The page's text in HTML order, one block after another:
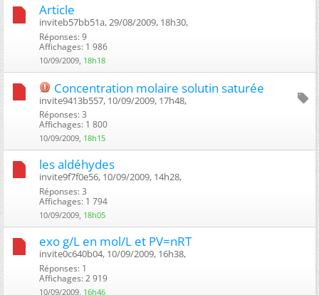
Article
inviteb57bb51a, 29/08/2009, 18h30, ‎
Réponses: 9
Affichages: 1 986
10/09/2009, 18h18
Concentration molaire solutin saturée
invite9413b557, 10/09/2009, 17h48, ‎
Réponses: 3
Affichages: 1 800
10/09/2009, 18h15
les aldéhydes
invite9f7f0e56, 10/09/2009, 14h28, ‎
Réponses: 3
Affichages: 1 794
10/09/2009, 18h05
exo g/L en mol/L et PV=nRT
invite0c640b04, 10/09/2009, 16h38, ‎
Réponses: 1
Affichages: 2 919
10/09/2009, 16h46